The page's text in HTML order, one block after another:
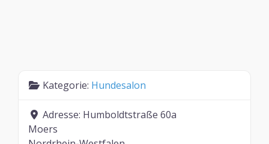
Kategorie: Hundesalon
Adresse: Humboldtstraße 60a
Moers